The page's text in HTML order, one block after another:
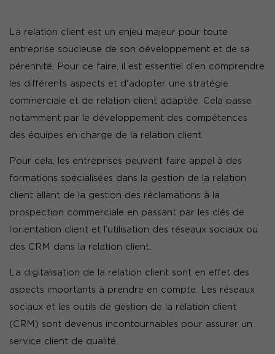
La relation client est un enjeu majeur pour toute
entreprise soucieuse de son développement et de sa
pérennité. Pour ce faire, il est essentiel d'en comprendre
les différents aspects et d'adopter une stratégie
commerciale et de relation client adaptée. Cela passe
notamment par le développement des compétences
des équipes en charge de la relation client.
Pour cela, les entreprises peuvent faire appel à des
formations spécialisées dans la gestion de la relation
client allant de la gestion des réclamations à la
prospection commerciale en passant par les clés de
l’orientation client et l’utilisation des réseaux sociaux ou
des CRM dans la relation client.
La digitalisation de la relation client sont en effet des
aspects importants à prendre en compte. Les réseaux
sociaux et les outils de gestion de la relation client
(CRM) sont devenus incontournables pour assurer un
service client de qualité.